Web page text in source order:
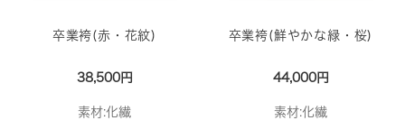
卒業袴(赤・花紋)
38,500円
素材:化繊
卒業袴(鮮やかな緑・桜)
44,000円
素材:化繊